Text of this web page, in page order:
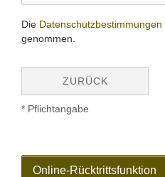
Die Datenschutzbestimmungen
genommen.
ZURÜCK
* Pflichtangabe
Online-Rücktrittsfunktion